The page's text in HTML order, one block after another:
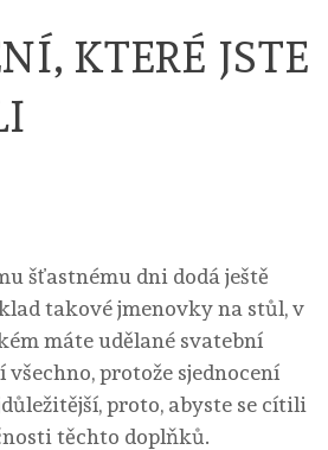
KTERÉ JSTE
šťastnému dni dodá ještě
takové jmenovky na stůl, v
máte udělané svatební
všechno, protože sjednocení
proto, abyste se cítili
těchto doplňků.